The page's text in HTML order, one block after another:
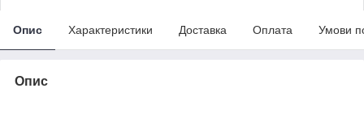
Опис Характеристики Доставка Оплата Умови
Опис